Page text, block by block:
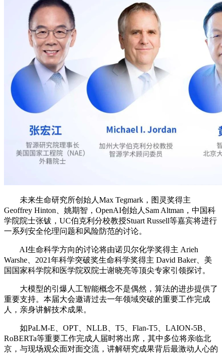
未来生命研究所创始人Max Tegmark，图灵奖得主
Geoffrey Hinton、姚期智，OpenAI创始人Sam Altman，中国科
学院院士张钹，UC伯克利分校教授Stuart Russell等嘉宾将进行
一系列安全伦理问题和风险防范的讨论。
AI生命科学方向的讨论将由诺贝尔化学奖得主 Arieh
Warshe、2021年科学突破奖生命科学奖得主 David Baker、美
国国家科学院和医学院双院士谢晓亮等顶尖专家引领探讨。
大模型的引爆人工智能概念不是偶然，算法的进步提供了
重要支持。本届大会邀请过去一年领域突破的重要工作完成
人，亲身讲解技术成果。
如PaLM-E、OPT、NLLB、T5、Flan-T5、LAION-5B、
RoBERTa等重要工作完成人届时将出席，其中多位将亲临北
京，与现场观众面对面交流，讲解研究成果背后最激动人心的